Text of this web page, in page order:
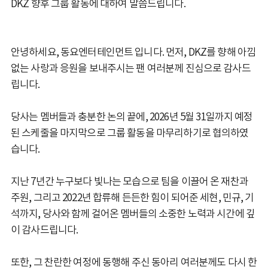
DKZ 향후 그룹 활동에 대하여 말씀드립니다.
안녕하세요, 동요엔터테인먼트 입니다. 먼저, DKZ를 향해 아낌
없는 사랑과 응원을 보내주시는 팬 여러분께 진심으로 감사드
립니다.
당사는 멤버들과 충분한 논의 끝에, 2026년 5월 31일까지 예정
된 스케줄을 마지막으로 그룹 활동을 마무리하기로 협의하였
습니다.
지난 7년간 누구보다 빛나는 모습으로 팀을 이끌어 온 재찬과
주원, 그리고 2022년 합류해 든든한 힘이 되어준 세현, 민규, 기
석까지, 당사와 함께 걸어온 멤버들의 소중한 노력과 시간에 깊
이 감사드립니다.
또한, 그 찬란한 여정에 동행해 주신 동아리 여러분께도 다시 한